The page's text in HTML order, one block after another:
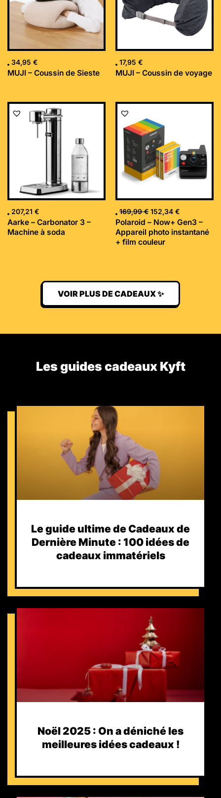
34,95 €
MUJI – Coussin de Sieste
17,95 €
MUJI – Coussin de voyage
207,21 €
Aarke – Carbonator 3 –
Machine à soda
169,99€
Le
initial
était :
169,99 €.
152,34 €
Le
Polaroid – Now+ Gen3 –
Appareil photo instantané
+ film couleur
VOIR PLUS DE CADEAUX ✨
Les guides cadeaux Kyft​
Le guide ultime de Cadeaux de
Dernière Minute : 100 idées de
cadeaux immatériels
Noël 2025 : On a déniché les
meilleures idées cadeaux !